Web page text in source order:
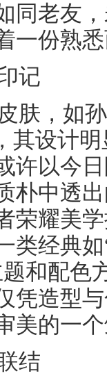
同老友
一份熟
记
肤，如
其设计
许以今
朴中透
荣耀美
类经典
和配色
凭造型
美的一
结